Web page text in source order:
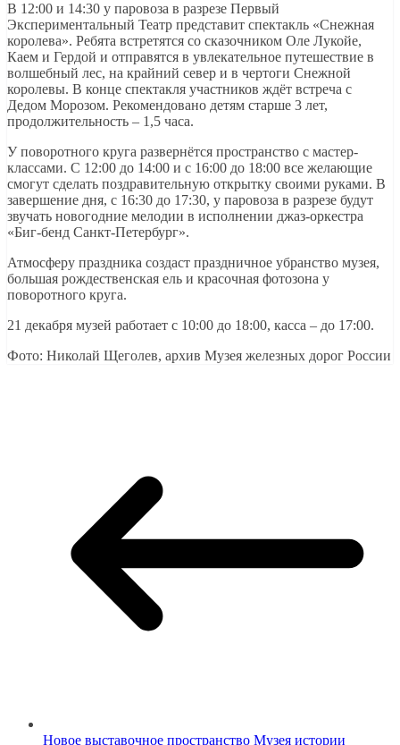
В 12:00 и 14:30 у паровоза в разрезе Первый
Экспериментальный Театр представит спектакль «Снежная
королева». Ребята встретятся со сказочником Оле Лукойе,
Каем и Гердой и отправятся в увлекательное путешествие в
волшебный лес, на крайний север и в чертоги Снежной
королевы. В конце спектакля участников ждёт встреча с
Дедом Морозом. Рекомендовано детям старше 3 лет,
продолжительность – 1,5 часа.
У поворотного круга развернётся пространство с мастер-
классами. С 12:00 до 14:00 и с 16:00 до 18:00 все желающие
смогут сделать поздравительную открытку своими руками. В
завершение дня, с 16:30 до 17:30, у паровоза в разрезе будут
звучать новогодние мелодии в исполнении джаз-оркестра
«Биг-бенд Санкт-Петербург».
Атмосферу праздника создаст праздничное убранство музея,
большая рождественская ель и красочная фотозона у
поворотного круга.
21 декабря музей работает с 10:00 до 18:00, касса – до 17:00.
Фото: Николай Щеголев, архив Музея железных дорог России
Новое выставочное пространство Музея истории